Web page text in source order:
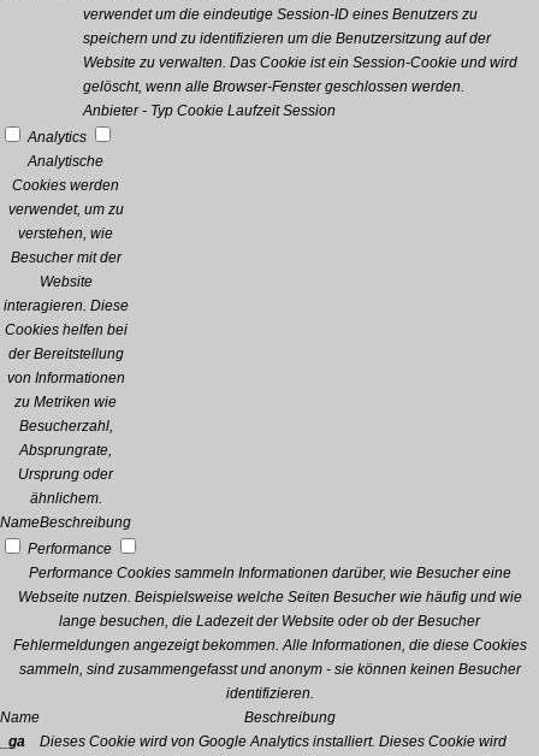
verwendet um die eindeutige Session-ID eines Benutzers zu
speichern und zu identifizieren um die Benutzersitzung auf der
Website zu verwalten. Das Cookie ist ein Session-Cookie und wird
gelöscht, wenn alle Browser-Fenster geschlossen werden.
Anbieter - Typ Cookie Laufzeit Session
Analytics
Analytische
Cookies werden
verwendet, um zu
verstehen, wie
Besucher mit der
Website
interagieren. Diese
Cookies helfen bei
der Bereitstellung
von Informationen
zu Metriken wie
Besucherzahl,
Absprungrate,
Ursprung oder
ähnlichem.
NameBeschreibung
Performance
Performance Cookies sammeln Informationen darüber, wie Besucher eine
Webseite nutzen. Beispielsweise welche Seiten Besucher wie häufig und wie
lange besuchen, die Ladezeit der Website oder ob der Besucher
Fehlermeldungen angezeigt bekommen. Alle Informationen, die diese Cookies
sammeln, sind zusammengefasst und anonym - sie können keinen Besucher
identifizieren.
Name
Beschreibung
_ga
Dieses Cookie wird von Google Analytics installiert. Dieses Cookie wird